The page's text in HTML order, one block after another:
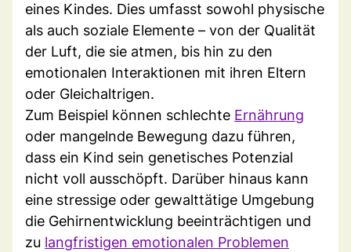
eines Kindes. Dies umfasst sowohl physische
als auch soziale Elemente – von der Qualität
der Luft, die sie atmen, bis hin zu den
emotionalen Interaktionen mit ihren Eltern
oder Gleichaltrigen.
Zum Beispiel können schlechte Ernährung
oder mangelnde Bewegung dazu führen,
dass ein Kind sein genetisches Potenzial
nicht voll ausschöpft. Darüber hinaus kann
eine stressige oder gewalttätige Umgebung
die Gehirnentwicklung beeinträchtigen und
zu langfristigen emotionalen Problemen